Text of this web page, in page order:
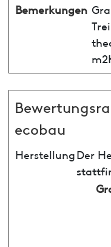
Bemerkungen
ecobau
HerstellungDer